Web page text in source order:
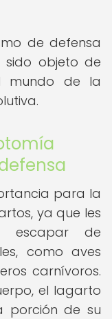
de defensa
sido objeto de
mundo de la
para la
ya que les
escapar de
como aves
carnívoros.
el lagarto
porción de su